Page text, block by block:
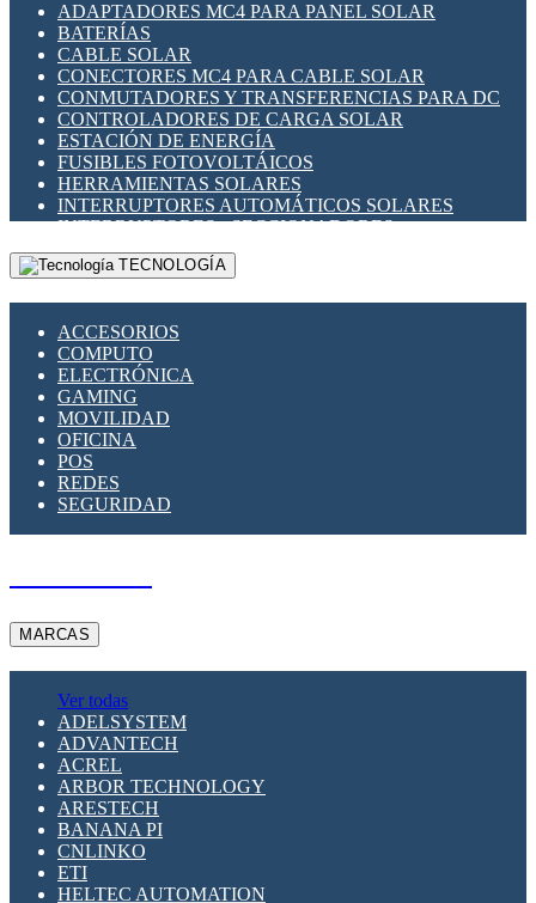
ADAPTADORES MC4 PARA PANEL SOLAR
BATERÍAS
CABLE SOLAR
CONECTORES MC4 PARA CABLE SOLAR
CONMUTADORES Y TRANSFERENCIAS PARA DC
CONTROLADORES DE CARGA SOLAR
ESTACIÓN DE ENERGÍA
FUSIBLES FOTOVOLTÁICOS
HERRAMIENTAS SOLARES
INTERRUPTORES AUTOMÁTICOS SOLARES
INTERRUPTORES - SECCIONADORES
FOTOVOLTÁICOS
MONTAJE PANEL SOLAR
SUPRESOR DE TRANSIENTES SPDS PARA
APLICACIONES FOTOVOLTAICAS
TECNOLOGÍA
ACCESORIOS
COMPUTO
ELECTRÓNICA
GAMING
MOVILIDAD
OFICINA
POS
REDES
SEGURIDAD
MARCAS
Ver todas
ADELSYSTEM
ADVANTECH
ACREL
ARBOR TECHNOLOGY
ARESTECH
BANANA PI
CNLINKO
ETI
HELTEC AUTOMATION